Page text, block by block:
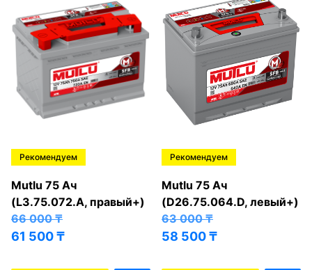
Рекомендуем
Mutlu 75 Ач
(L3.75.072.A, правый+)
66 000₸
61 500₸
Рекомендуем
Mutlu 75 Ач
(D26.75.064.D, левый+)
63 000₸
58 500₸